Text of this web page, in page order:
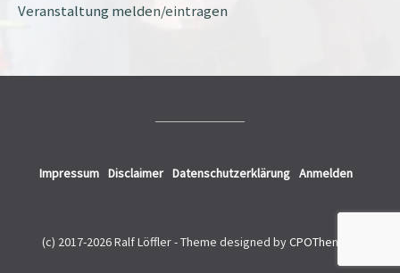
Veranstaltung melden/eintragen
Impressum Disclaimer Datenschutzerklärung Anmelden
(c) 2017-2026 Ralf Löffler -Theme designed byCPOThemes